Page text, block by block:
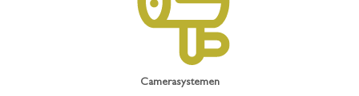
Camerasystemen